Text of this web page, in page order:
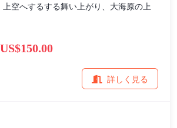
空へするする舞い上がり、大海原の上
詳しく見る